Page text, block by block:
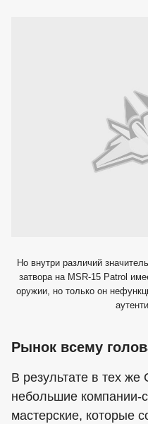
Но внутри различий
затвора на MSR-15 Patrol
оружии, но только он
Рынок всему
В результате в тех
небольшие компании-
мастерские, которые